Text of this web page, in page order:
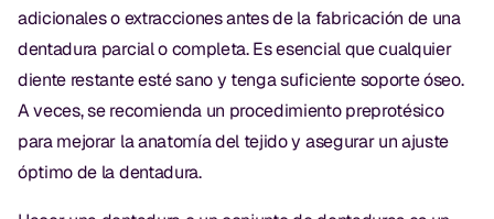
adicionales o extracciones antes de la fabricación de una
dentadura parcial o completa. Es esencial que cualquier
diente restante esté sano y tenga suficiente soporte óseo.
A veces, se recomienda un procedimiento preprotésico
para mejorar la anatomía del tejido y asegurar un ajuste
óptimo de la dentadura.